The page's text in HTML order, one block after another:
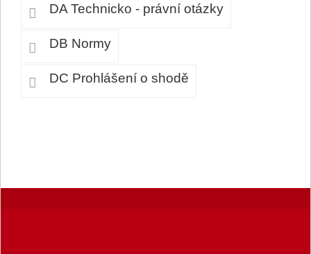
DA Technicko - právní otázky
DB Normy
DC Prohlášení o shodě